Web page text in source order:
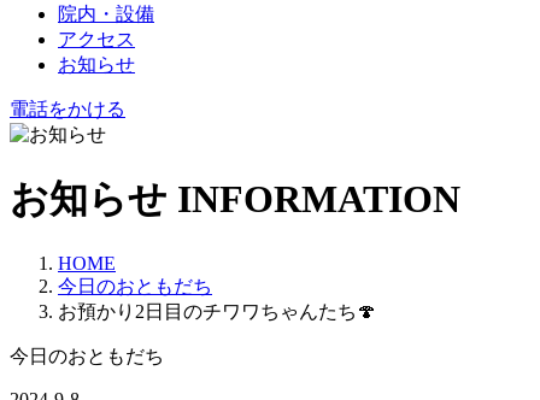
院内・設備
アクセス
お知らせ
電話をかける
お知らせ INFORMATION
HOME
今日のおともだち
お預かり2日目のチワワちゃんたち🍄
今日のおともだち